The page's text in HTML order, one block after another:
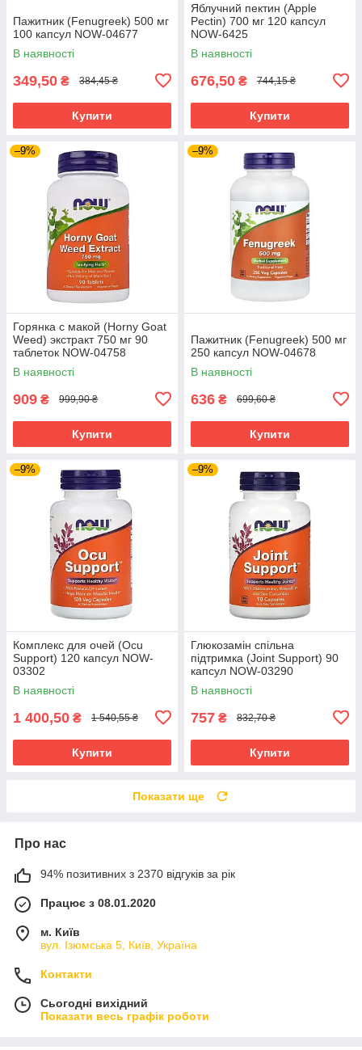
Пажитник (Fenugreek) 500 мг
100 капсул NOW-04677
В наявності
349,50 ₴ 384,45 ₴
Купити
Яблучний пектин (Apple
Pectin) 700 мг 120 капсул
NOW-6425
В наявності
676,50 ₴ 744,15 ₴
Купити
–9%
Горянка с макой (Horny Goat
Weed) экстракт 750 мг 90
таблеток NOW-04758
В наявності
909 ₴ 999,90 ₴
Купити
–9%
Пажитник (Fenugreek) 500 мг
250 капсул NOW-04678
В наявності
636 ₴ 699,60 ₴
Купити
–9%
Комплекс для очей (Ocu
Support) 120 капсул NOW-
03302
В наявності
1 400,50 ₴ 1 540,55 ₴
Купити
–9%
Глюкозамін спільна
підтримка (Joint Support) 90
капсул NOW-03290
В наявності
757 ₴ 832,70 ₴
Купити
Показати ще
Про нас
94% позитивних з 2370 відгуків за рік
Працює з 08.01.2020
м. Київ
вул. Ізюмська 5, Київ, Україна
Контакти
Сьогодні вихідний
Показати весь графік роботи